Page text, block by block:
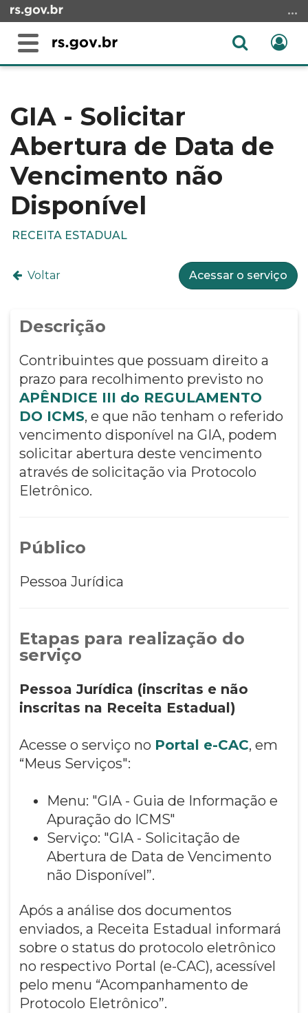
para
conteúdo
menu
para
busca
Alterna
Abrir
conteúdo
GIA - Solicitar
Abertura de Data de
Vencimento não
Disponível
RECEITA ESTADUAL
Voltar Acessar o serviço
Descrição
Contribuintes que possuam direito a
prazo para recolhimento previsto no
APÊNDICE III do REGULAMENTO
DO ICMS, e que não tenham o referido
vencimento disponível na GIA, podem
solicitar abertura deste vencimento
através de solicitação via Protocolo
Eletrônico.
Público
Pessoa Jurídica
Etapas para realização do
serviço
Pessoa Jurídica (inscritas e não
inscritas na Receita Estadual)
Acesse o serviço no Portal e-CAC, em
“Meus Serviços":
Menu: "GIA - Guia de Informação e
Apuração do ICMS"
Serviço: "GIA - Solicitação de
Abertura de Data de Vencimento
não Disponível”.
Após a análise dos documentos
enviados, a Receita Estadual informará
sobre o status do protocolo eletrônico
no respectivo Portal (e-CAC), acessível
pelo menu “Acompanhamento de
Protocolo Eletrônico”.